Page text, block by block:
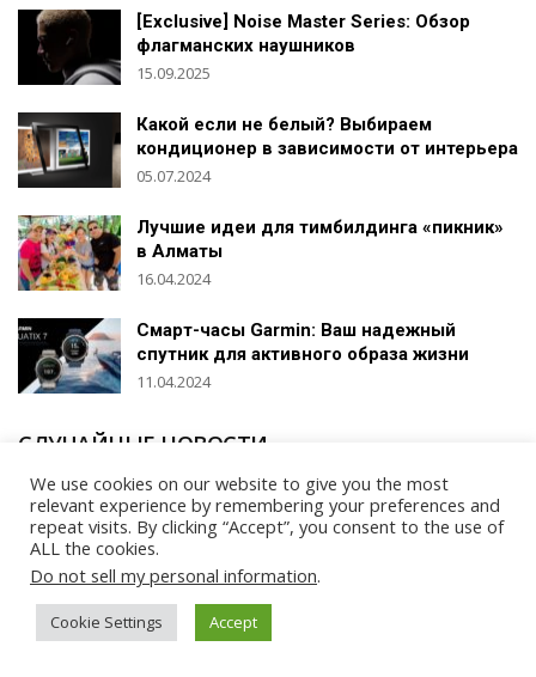
[Exclusive] Noise Master Series: Обзор
флагманских наушников
15.09.2025
Какой если не белый? Выбираем
кондиционер в зависимости от интерьера
05.07.2024
Лучшие идеи для тимбилдинга «пикник»
в Алматы
16.04.2024
Смарт-часы Garmin: Ваш надежный
спутник для активного образа жизни
11.04.2024
СЛУЧАЙНЫЕ НОВОСТИ
Volmax Group: ваш надежный партнер в
сфере IT
06.12.2023
Новым компьютерам с DDR5 быть уже в
2021 году
We use cookies on our website to give you the most
relevant experience by remembering your preferences and
repeat visits. By clicking “Accept”, you consent to the use of
ALL the cookies.
Do not sell my personal information.
Cookie Settings Accept